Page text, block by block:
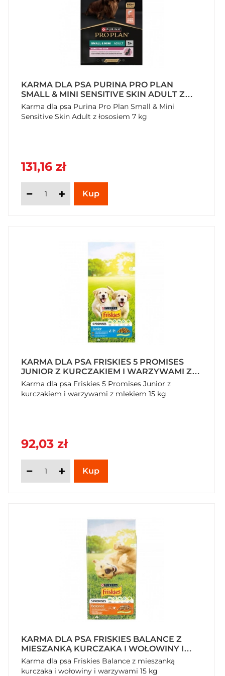
KARMA DLA PSA PURINA PRO PLAN
SMALL & MINI SENSITIVE SKIN ADULT Z
ŁOSOSIEM 7 KG
Karma dla psa Purina Pro Plan Small & Mini
Sensitive Skin Adult z łososiem 7 kg
131,16 zł
KARMA DLA PSA FRISKIES 5 PROMISES
JUNIOR Z KURCZAKIEM I WARZYWAMI Z
MLEKIEM 15 KG
Karma dla psa Friskies 5 Promises Junior z
kurczakiem i warzywami z mlekiem 15 kg
92,03 zł
KARMA DLA PSA FRISKIES BALANCE Z
MIESZANKĄ KURCZAKA I WOŁOWINY I
WARZYWAMI 15 KG
Karma dla psa Friskies Balance z mieszanką
kurczaka i wołowiny i warzywami 15 kg